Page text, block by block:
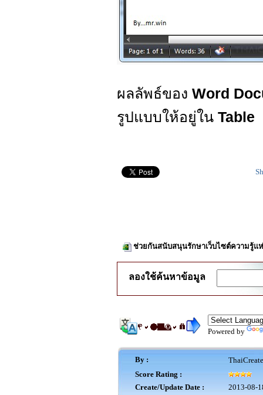
ผลลัพธ์ของ Word
รูปแบบให้อยู่ใน Table
ช่วยกันสนับสนุนรักษาเว็บไซต์ความรู้แ
ลองใช้ค้นหาข้อมูล
Powered by
By :
Score Rating :
Create/Update Date :
2013-08-